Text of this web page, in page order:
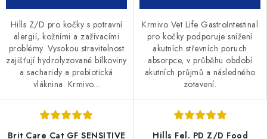
Hills Z/D pro kočky s potravní
alergií, kožními a zažívacími
problémy. Vysokou stravitelnost
zajišťují hydrolyzované bílkoviny
a sacharidy a prebiotická
vláknina. Krmivo...
Krmivo Vet Life GastroIntestinal
pro kočky podporuje snížení
akutních střevních poruch
absorpce, v průběhu období
akutních průjmů a následného
zotavení.
Brit Care Cat GF SENSITIVE
Hills Fel. PD Z/D Food